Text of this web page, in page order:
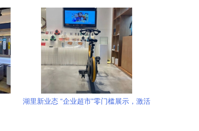
湖里新业态 “企业超市”零门槛展示，激活